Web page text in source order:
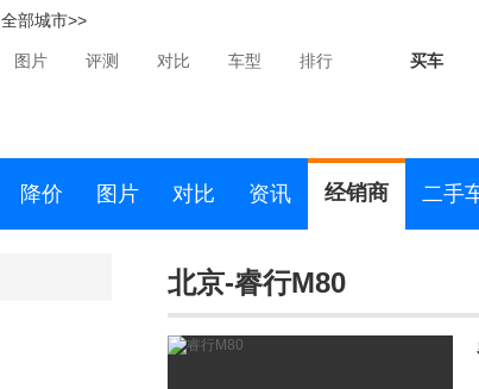
全部城市>>
图片 评测 对比 车型 排行 买车
降价 图片 对比 资讯 经销商 二手
北京-睿行M80